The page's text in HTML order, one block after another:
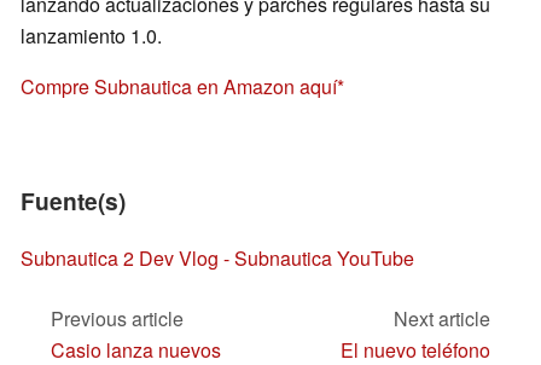
lanzamiento 1.0.
Compre Subnautica en Amazon aquí
Fuente(s)
Subnautica 2 Dev Vlog - Subnautica YouTube
Previous article
Casio lanza nuevos
Next article
El nuevo teléfono